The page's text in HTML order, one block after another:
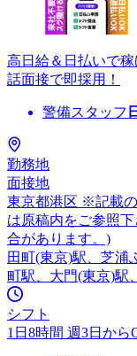
高日給＆日払いで
話面接で即採用！
警備スタッフ
勤務地
面接地
東京都港区 ※記載
は原稿内をご参照
合があります。)
田町(東京)駅、芝浦
町駅、大門(東京)駅
シフト
1日8時間 週3日から